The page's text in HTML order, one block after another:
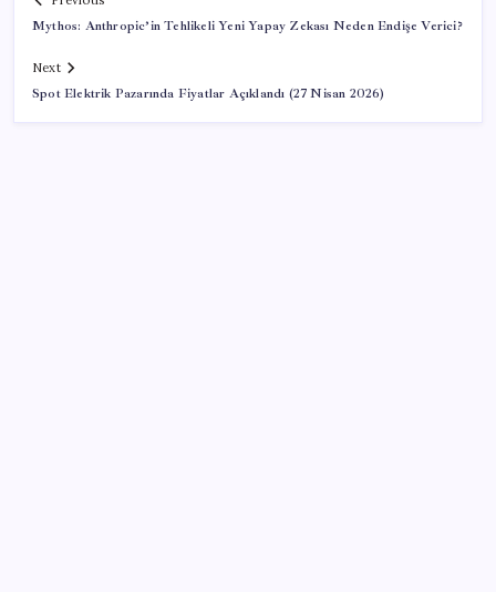
Mythos: Anthropic’in Tehlikeli Yeni Yapay Zekası Neden Endişe Verici?
Next
Spot Elektrik Pazarında Fiyatlar Açıklandı (27 Nisan 2026)